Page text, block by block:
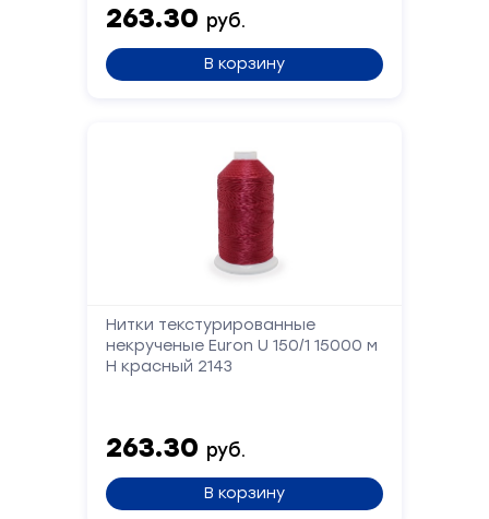
263.30 руб.
В корзину
Нитки текстурированные
некрученые Euron U 150/1 15000 м
Н красный 2143
263.30 руб.
В корзину